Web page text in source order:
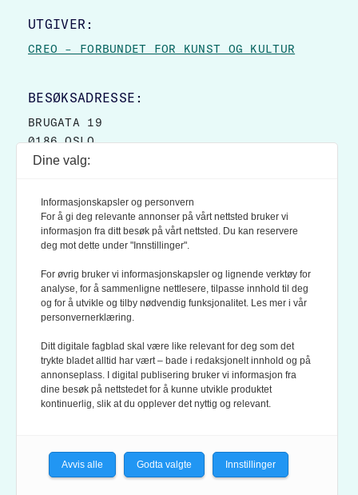
UTGIVER:
CREO – FORBUNDET FOR KUNST OG KULTUR
BESØKSADRESSE:
BRUGATA 19
0186 OSLO
POSTBOKS 9007 GRØNLAND
0133 OSLO
LES OGSÅ:
KONTEKSTS PERSONVERN-POLICY
KONTEKST ER MEDLEM AV FAGPRESSEN OG
VÆR VARSOM-PLAKATEN
Dine valg:
Informasjonskapsler og personvern
For å gi deg relevante annonser på vårt nettsted bruker vi
informasjon fra ditt besøk på vårt nettsted. Du kan reservere
deg mot dette under "Innstillinger".
For øvrig bruker vi informasjonskapsler og lignende verktøy for
analyse, for å sammenligne nettlesere, tilpasse innhold til deg
og for å utvikle og tilby nødvendig funksjonalitet. Les mer i vår
personvernerklæring.
Ditt digitale fagblad skal være like relevant for deg som det
trykte bladet alltid har vært – bade i redaksjonelt innhold og på
annonseplass. I digital publisering bruker vi informasjon fra
dine besøk på nettstedet for å kunne utvikle produktet
kontinuerlig, slik at du opplever det nyttig og relevant.
Avvis alle Godta valgte Innstillinger